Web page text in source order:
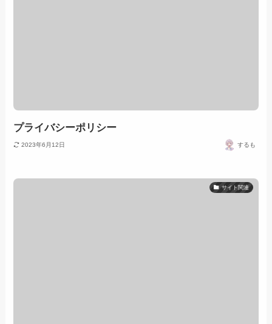
プライバシーポリシー
2023年6月12日 するも
サイト関連